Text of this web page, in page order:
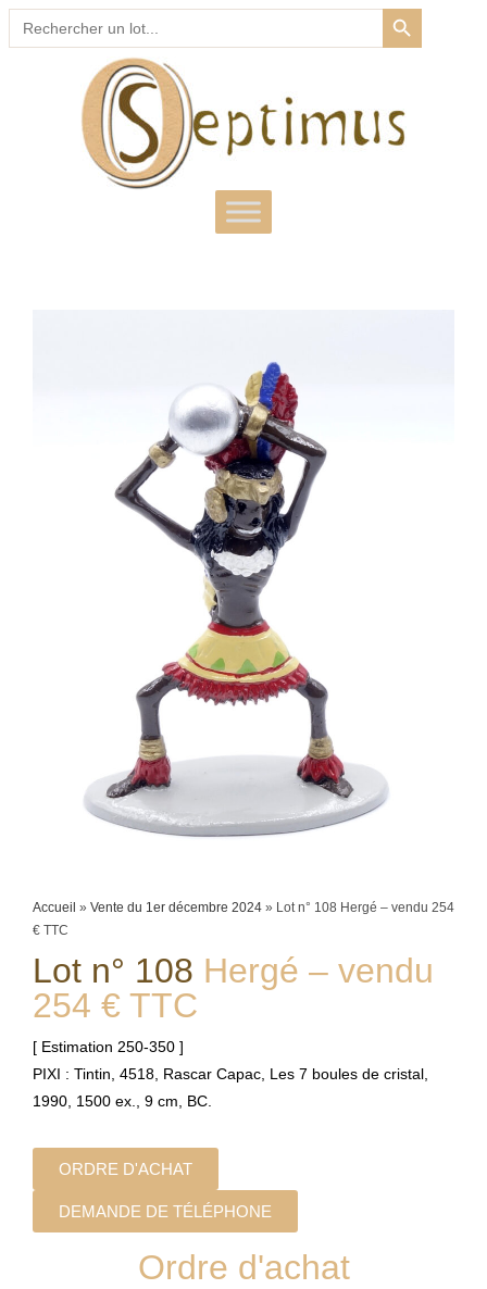
Search
for:
SEARCH BUTTON
Accueil » Vente du 1er décembre 2024 » Lot n° 108 Hergé – vendu 254
€ TTC
Lot n° 108 Hergé – vendu
254 € TTC
[ Estimation 250-350 ]
PIXI : Tintin, 4518, Rascar Capac, Les 7 boules de cristal,
1990, 1500 ex., 9 cm, BC.
ORDRE D'ACHAT
DEMANDE DE TÉLÉPHONE
Ordre d'achat